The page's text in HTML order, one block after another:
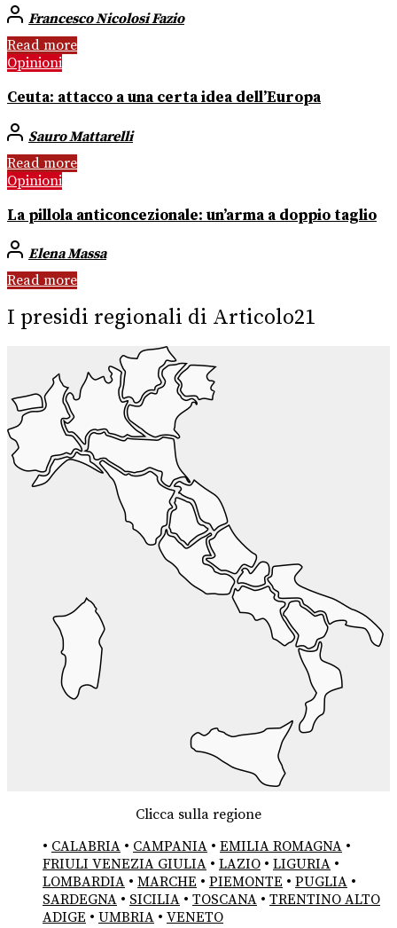
Francesco Nicolosi Fazio
Read more
Opinioni
Ceuta: attacco a una certa idea dell’Europa
Sauro Mattarelli
Read more
Opinioni
La pillola anticoncezionale: un’arma a doppio taglio
Elena Massa
Read more
I presidi regionali di Articolo21
Clicca sulla regione
• CALABRIA • CAMPANIA • EMILIA ROMAGNA •
FRIULI VENEZIA GIULIA • LAZIO • LIGURIA •
LOMBARDIA • MARCHE • PIEMONTE • PUGLIA •
SARDEGNA • SICILIA • TOSCANA • TRENTINO ALTO
ADIGE • UMBRIA • VENETO